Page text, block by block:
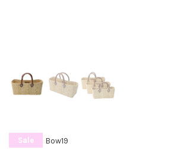
Sale Bow19